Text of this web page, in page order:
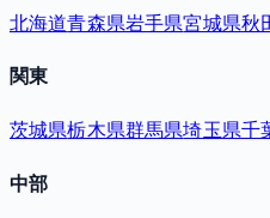
北海道青森県岩手県宮城県秋
関東
茨城県栃木県群馬県埼玉県千
中部